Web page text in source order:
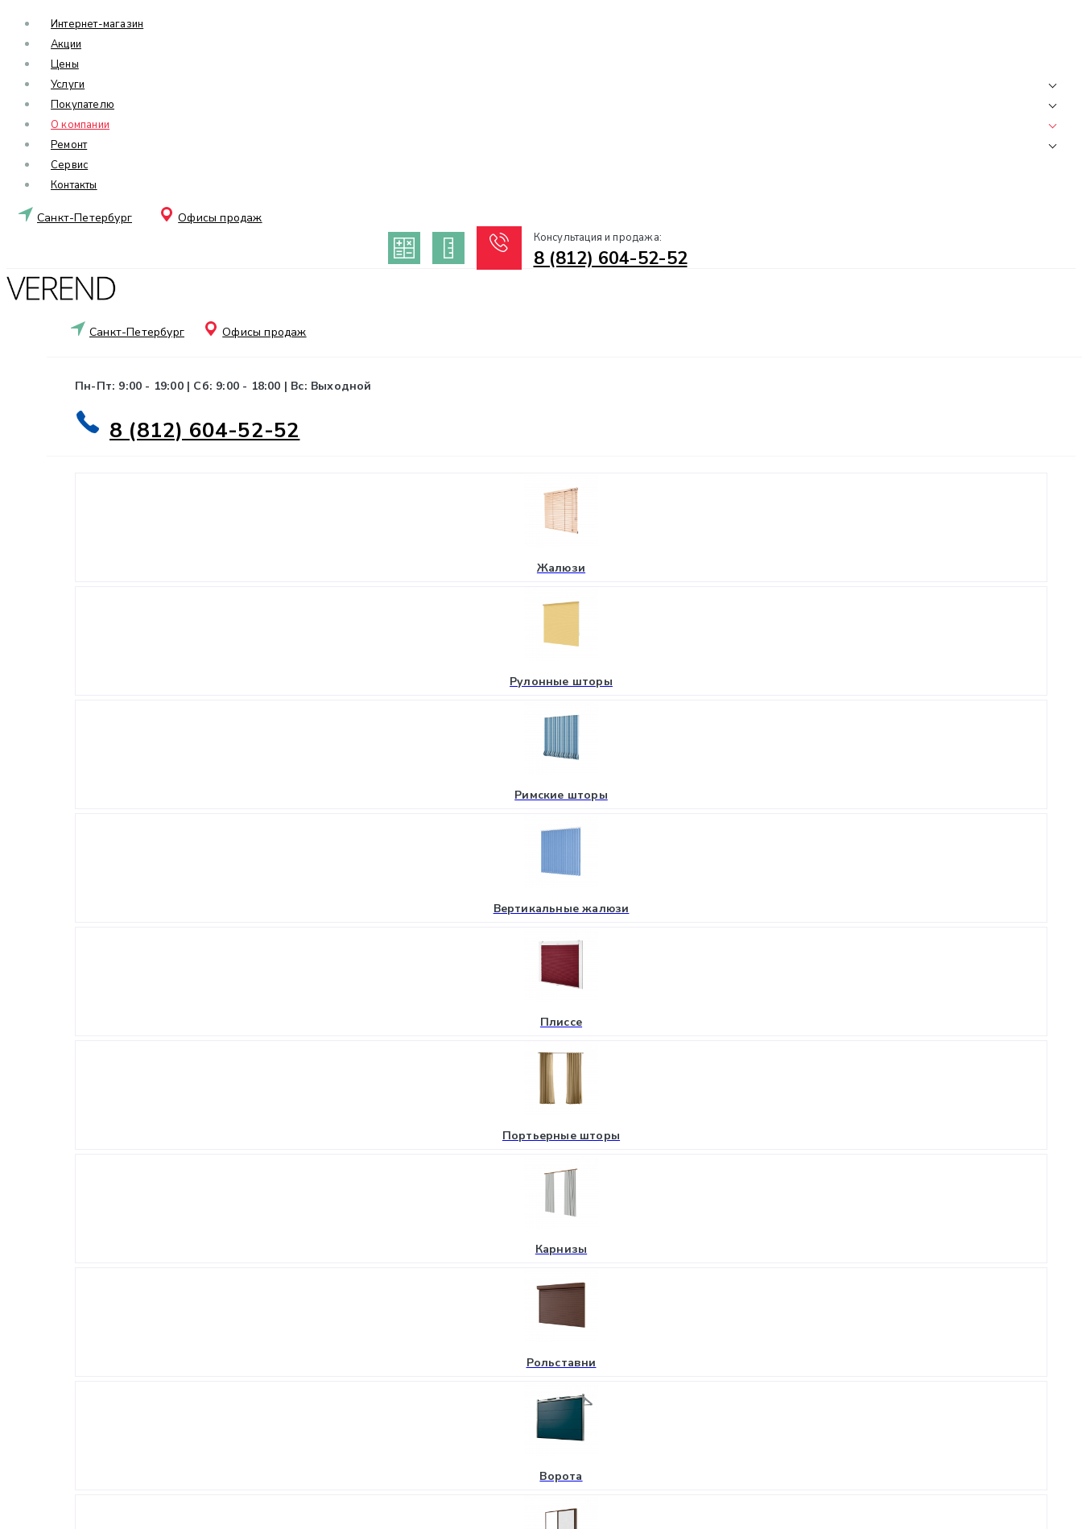
Интернет-магазин
Акции
Цены
Услуги
Покупателю
О компании
Ремонт
Сервис
Контакты
Санкт-Петербург Офисы продаж
Консультация и продажа:
8 (812) 604-52-52
Санкт-Петербург Офисы продаж
Пн-Пт: 9:00 - 19:00 | Сб: 9:00 - 18:00 | Вс: Выходной
8 (812) 604-52-52
Жалюзи
Рулонные шторы
Римские шторы
Вертикальные жалюзи
Плиссе
Портьерные шторы
Карнизы
Рольставни
Ворота